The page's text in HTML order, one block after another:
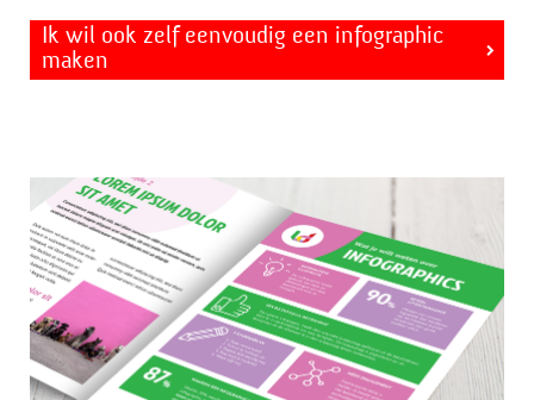
Ik wil ook zelf eenvoudig een infographic
maken